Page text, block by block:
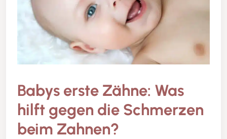
Babys erste Zähne: Was
hilft gegen die Schmerzen
beim Zahnen?